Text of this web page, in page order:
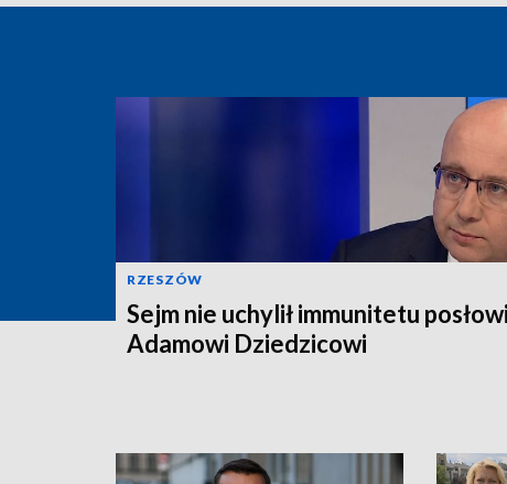
RZESZÓW
Sejm nie uchylił immunitetu posłowi
Adamowi Dziedzicowi